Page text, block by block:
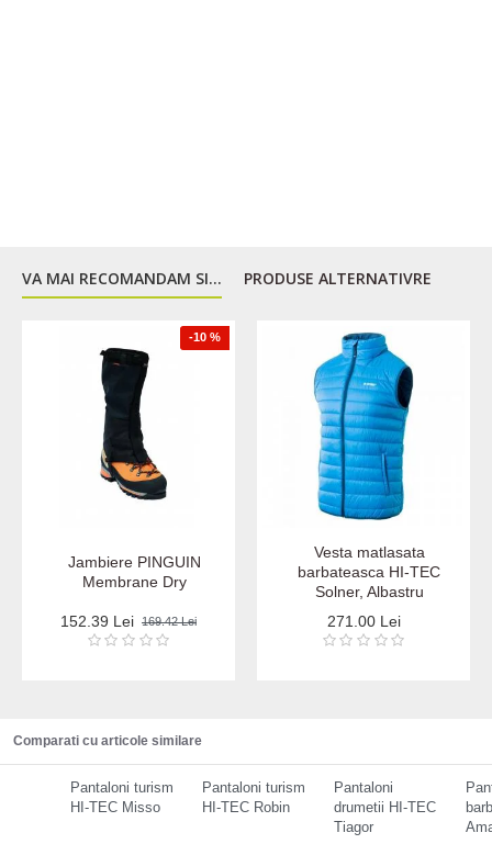
VA MAI RECOMANDAM SI... PRODUSE ALTERNATIVRE
-10 %
Jambiere PINGUIN
Membrane Dry
152.39 Lei 169.42 Lei
Vesta matlasata
barbateasca HI-TEC
Solner, Albastru
271.00 Lei
Comparati cu articole similare
Pantaloni turism
HI-TEC Misso
Pantaloni turism
HI-TEC Robin
Pantaloni
drumetii HI-TEC
Tiagor